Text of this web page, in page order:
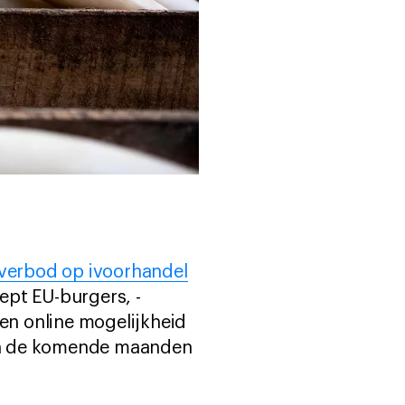
op ivoorhandel
EU-burgers, -
online mogelijkheid
komende maanden